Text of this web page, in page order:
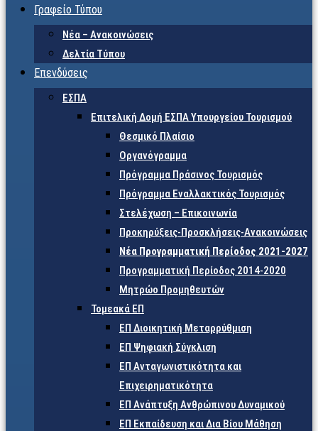
Γραφείο Τύπου
Νέα – Ανακοινώσεις
Δελτία Τύπου
Επενδύσεις
ΕΣΠΑ
Επιτελική Δομή ΕΣΠΑ Υπουργείου Τουρισμού
Θεσμικό Πλαίσιο
Οργανόγραμμα
Πρόγραμμα Πράσινος Τουρισμός
Πρόγραμμα Εναλλακτικός Τουρισμός
Στελέχωση – Επικοινωνία
Προκηρύξεις-Προσκλήσεις-Ανακοινώσεις
Νέα Προγραμματική Περίοδος 2021-2027
Προγραμματική Περίοδος 2014-2020
Μητρώο Προμηθευτών
Τομεακά ΕΠ
ΕΠ Διοικητική Μεταρρύθμιση
ΕΠ Ψηφιακή Σύγκλιση
ΕΠ Ανταγωνιστικότητα και
Επιχειρηματικότητα
ΕΠ Ανάπτυξη Ανθρώπινου Δυναμικού
ΕΠ Εκπαίδευση και Δια Βίου Μάθηση